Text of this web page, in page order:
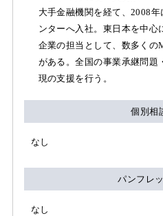
大手金融機関を経て、2008
ンターへ入社。東日本を中心
企業の担当として、数多くの
がある。全国の事業承継問題
現の支援を行う。
個別相
なし
パンフレ
なし